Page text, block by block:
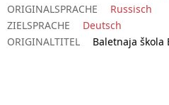
ORIGINALSPRACHE
Russisch
ZIELSPRACHE
Deutsch
ORIGINALTITEL
Baletnaja škola